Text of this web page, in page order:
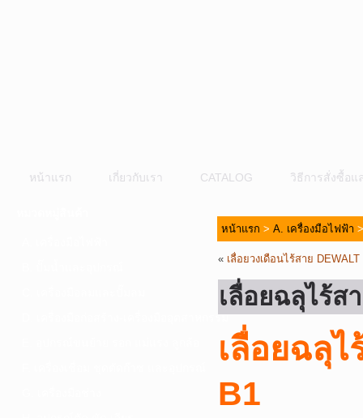
หน้าแรก เกี่ยวกับเรา CATALOG วิธีการสั่งซื้อแ
D. เครื่องมือก่อสร้าง-เครื่องมืออุตสาหกรรม
หน้าแรก > A. เครื่องมือไฟฟ้า
« เลื่อยวงเดือนไร้สาย
เลื่อยฉลุไร้ส
เลื่อยฉลุไ
B1